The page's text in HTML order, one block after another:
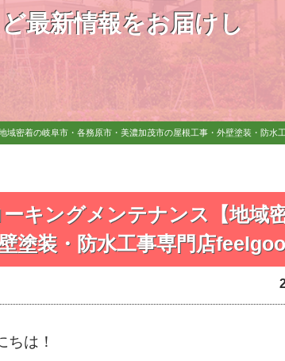
最新情報をお届けし
密着の岐阜市・各務原市・美濃加茂市の屋根工事・外壁塗装・防水工
キングメンテナンス【地域
塗装・防水工事専門店
ちは！